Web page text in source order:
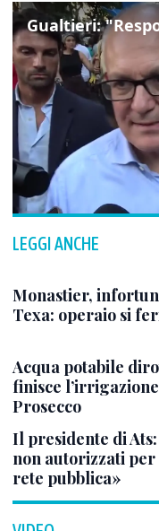
LEGGI ANCHE
Monastier,
Texa: operaio si
Acqua potabile
finisce
Prosecco
Il presidente di
non autorizzati
rete pubblica»